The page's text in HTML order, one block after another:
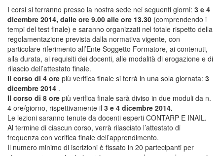
I corsi si terranno presso la nostra sede nei seguenti giorni: 3 e 4
dicembre 2014, dalle ore 9.00 alle ore 13.30 (comprendendo i
tempi del test finale) e saranno organizzati nel totale rispetto della
regolamentazione prevista dalla normativa vigente, con
particolare riferimento all’Ente Soggetto Formatore, ai contenuti,
alla durata, ai requisiti dei docenti, alle modalità di erogazione e di
rilascio dell’attestato finale.
Il corso di 4 ore più verifica finale si terrà in una sola giornata: 3
dicembre 2014 .
Il corso di 8 ore più verifica finale sarà diviso in due moduli da n.
4 ore/giorno, rispettivamente il 3 e 4 dicembre 2014.
Le lezioni saranno tenute da docenti esperti CONTARP E INAIL.
Al termine di ciascun corso, verrà rilasciato l’attestato di
frequenza con verifica finale dell’apprendimento.
Il numero minimo di iscrizioni è fissato in 20 partecipanti per